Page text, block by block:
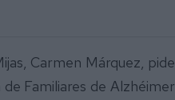
Carmen Márquez, pide
Familiares de Alzhéimer